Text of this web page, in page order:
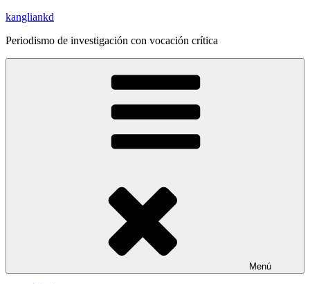
Saltar
contenido
kangliankd
Periodismo de investigación con vocación crítica
Menú